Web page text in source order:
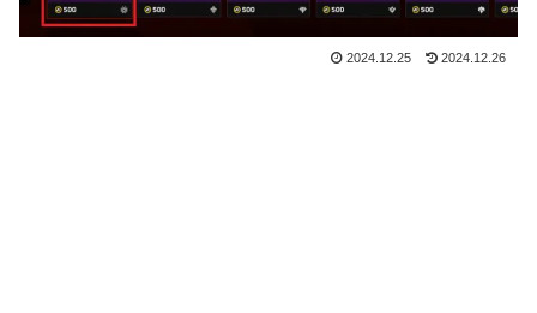
2024.12.25 2024.12.26